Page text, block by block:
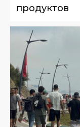
продуктов